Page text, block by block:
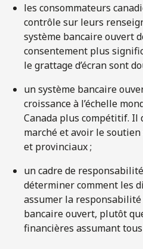
les consommateurs
contrôle sur leurs
système bancaire ouvert
consentement plus
le grattage d’écran sont
un système bancaire
croissance à l’échelle
Canada plus compétitif. Il
marché et avoir le
et provinciaux ;
un cadre de
déterminer comment les
assumer la responsabilité
bancaire ouvert, plutôt
financières assumant